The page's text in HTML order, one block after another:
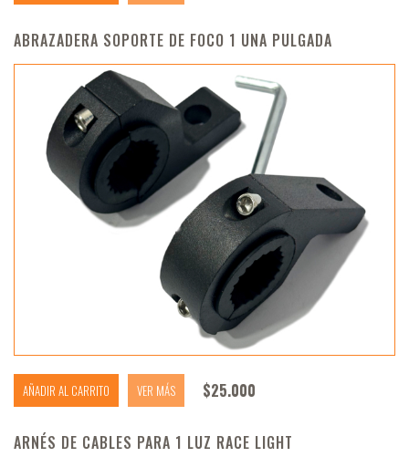
ABRAZADERA SOPORTE DE FOCO 1 UNA PULGADA
AÑADIR AL CARRITO VER MÁS $25.000
ARNÉS DE CABLES PARA 1 LUZ RACE LIGHT